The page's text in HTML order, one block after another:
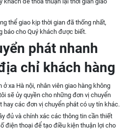
thể giao kịp thời gian đã thống nhất,
báo cho Quý khách được biết.
phát nhanh
chỉ khách hàng
xa Hà nội, nhân viên giao hàng không
sẽ ủy quyền cho những đơn vị chuyển
các đơn vị chuyển phát có uy tín khác.
đủ và chính xác các thông tin cần thiết
điện thoại để tạo điều kiện thuận lợi cho